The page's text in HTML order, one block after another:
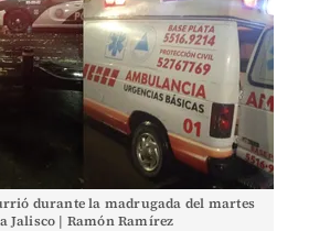
durante la madrugada del martes
Jalisco | Ramón Ramírez